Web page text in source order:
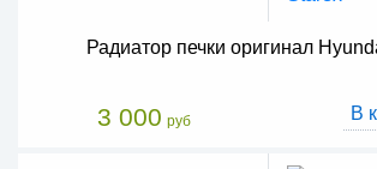
Радиатор печки оригинал
3 000 руб В